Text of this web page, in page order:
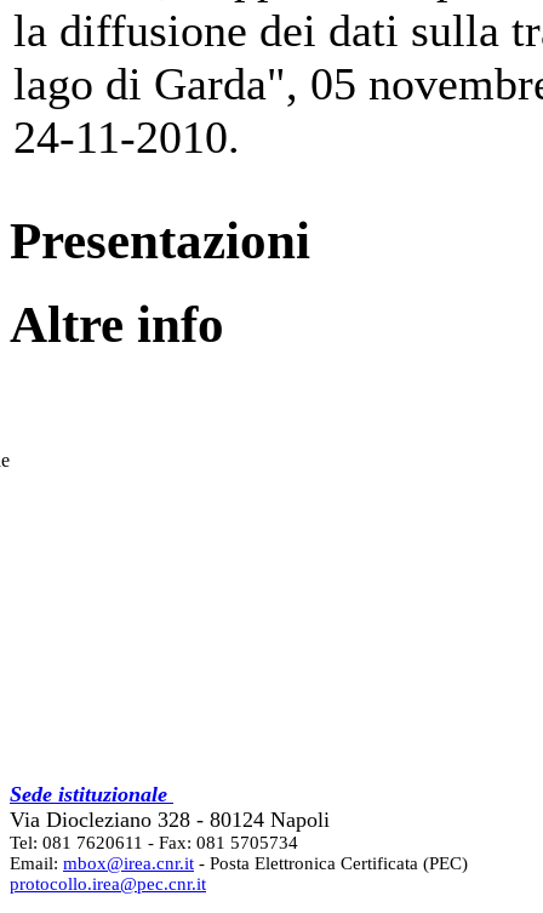
la diffusione dei dati sulla
lago di Garda", 05
24-11-2010.
Presentazioni
Altre info
Sede istituzionale
Via Diocleziano 328 - 80124 Napoli
Tel: 081 7620611 - Fax: 081 5705734
Email: mbox@irea.cnr.it - Posta Elettronica Certificata (PEC)
protocollo.irea@pec.cnr.it